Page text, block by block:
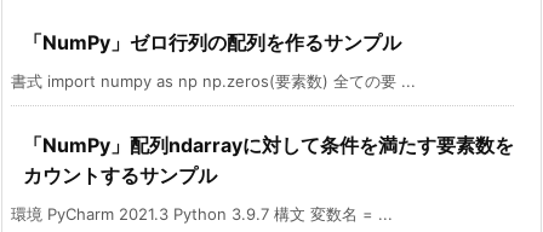
「NumPy」ゼロ行列の配列を作るサンプル
書式 import numpy as np np.zeros(要素数) 全ての要 ...
「NumPy」配列ndarrayに対して条件を満たす要素数を
カウントするサンプル
環境 PyCharm 2021.3 Python 3.9.7 構文 変数名 = ...